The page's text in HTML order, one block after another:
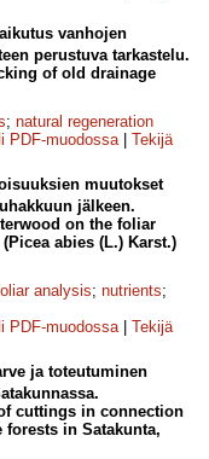
vanhojen
perustuva tarkastelu.
of old drainage
; natural regeneration
PDF-muodossa| Tekijä
muutokset
jälkeen.
on the foliar
abies (L.) Karst.)
analysis; nutrients;
PDF-muodossa| Tekijä
ja toteutuminen
cuttings in connection
in Satakunta,